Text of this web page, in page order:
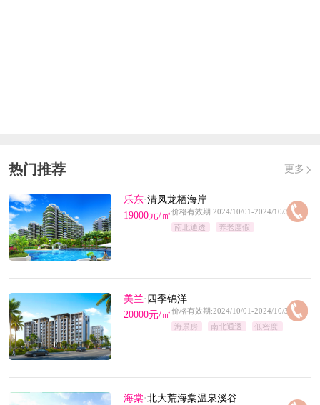
对应楼栋： 10号楼、12号楼、13号楼、14号楼、6号楼、7号
热门推荐 更多
乐东·清凤龙栖海岸
19000元/㎡价格有效期:2024/10/01-2024/10/31
南北通透
养老度假
美兰· 四季锦洋
20000元/㎡价格有效期:2024/10/01-2024/10/31
海景房
南北通透 低密度
海棠·北大荒海棠温泉溪谷